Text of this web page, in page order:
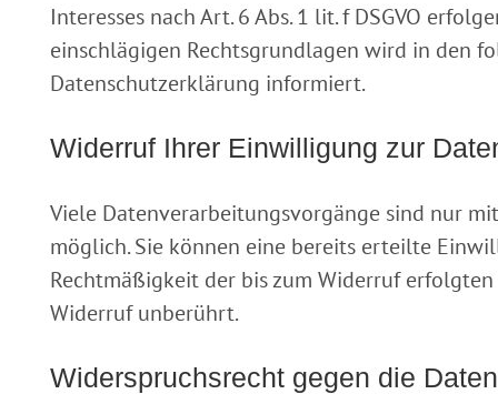
Interesses nach Art. 6 Abs. 1 lit. f DSGVO
einschlägigen Rechtsgrundlagen wird in den
Datenschutzerklärung informiert.
Widerruf Ihrer Einwilligung zur
Viele Datenverarbeitungsvorgänge sind nur
möglich. Sie können eine bereits erteilte
Rechtmäßigkeit der bis zum Widerruf
Widerruf unberührt.
Widerspruchsrecht gegen die